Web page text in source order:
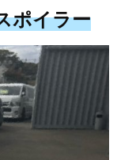
ポイラー